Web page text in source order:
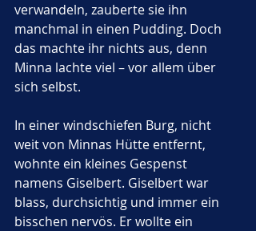
verwandeln, zauberte sie ihn
manchmal in einen Pudding. Doch
das machte ihr nichts aus, denn
Minna lachte viel – vor allem über
sich selbst.
In einer windschiefen Burg, nicht
weit von Minnas Hütte entfernt,
wohnte ein kleines Gespenst
namens Giselbert. Giselbert war
blass, durchsichtig und immer ein
bisschen nervös. Er wollte ein